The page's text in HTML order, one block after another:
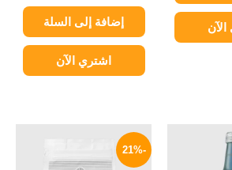
إضافة إلى السلة
اشتري الآن
السعر
الحالي
هو:
-21%